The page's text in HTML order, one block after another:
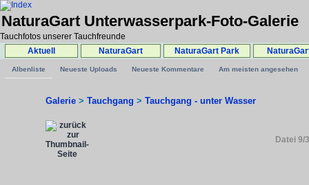
NaturaGart Unterwasserpark-Foto-Galerie
Tauchfotos unserer Tauchfreunde
Aktuell
NaturaGart NaturaGart Park
Albenliste Neueste Uploads Neueste Kommentare Am meisten angesehen
Galerie > Tauchgang > Tauchgang - unter Wasser
Datei 9/